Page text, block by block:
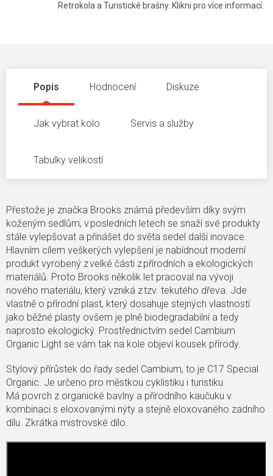
Retrokola a Turistické brašny. Klikni pro více informací.
Popis Hodnocení Diskuze
Jak vybrat kolo Servis a služby
Tabulky velikostí
Přestože je značka Brooks známá především díky svým
koženým sedlům, v posledních letech se snaží své produkty
stále vylepšovat a přinášet do světa sedel další inovace.
Hlavním cílem veškerých vylepšení je nabídnout moderní
produkt vyrobený z velké části z přírodních a ekologických
materiálů. Proto Brooks několik let pracoval na vývoji
nového materiálu, který vzniká z tzv. tekutého dřeva. Jde
vlastně o přírodní plast, který dosahuje stejných vlastností
jako běžné plasty ovšem je plně biodegradabilní a tedy
naprosto ekologický. Prostřednictvím sedel Cambium
Organic Light se vám tak na kole objeví kousek přírody.
Stylový přírůstek do řady sedel Cambium, to je C17 Special
Organic. Je určeno pro městkou cyklistiku i turistiku.
Má povrch z organické bavlny a přírodního kaučuku v
kombinaci s eloxovanými nýty a stejně eloxovaného zadního
dílu. Zkrátka mistrovské dílo.